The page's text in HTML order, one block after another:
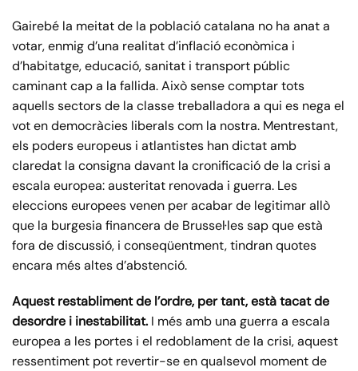
Gairebé la meitat de la població catalana no ha anat a
votar, enmig d’una realitat d’inflació econòmica i
d’habitatge, educació, sanitat i transport públic
caminant cap a la fallida. Això sense comptar tots
aquells sectors de la classe treballadora a qui es nega el
vot en democràcies liberals com la nostra. Mentrestant,
els poders europeus i atlantistes han dictat amb
claredat la consigna davant la cronificació de la crisi a
escala europea: austeritat renovada i guerra. Les
eleccions europees venen per acabar de legitimar allò
que la burgesia financera de Brussel·les sap que està
fora de discussió, i conseqüentment, tindran quotes
encara més altes d’abstenció.
Aquest restabliment de l’ordre, per tant, està tacat de
desordre i inestabilitat. I més amb una guerra a escala
europea a les portes i el redoblament de la crisi, aquest
ressentiment pot revertir-se en qualsevol moment de